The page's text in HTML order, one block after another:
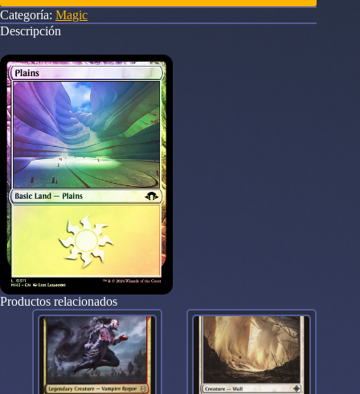
Categoría: Magic
Descripción
Productos relacionados